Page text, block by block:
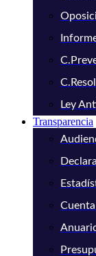
Ley
Transparencia